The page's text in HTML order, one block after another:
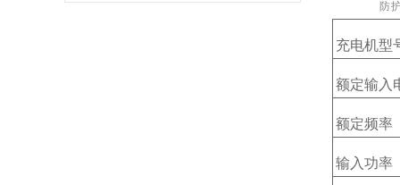
防
充电机型
额定输入
额定频率
输入功率